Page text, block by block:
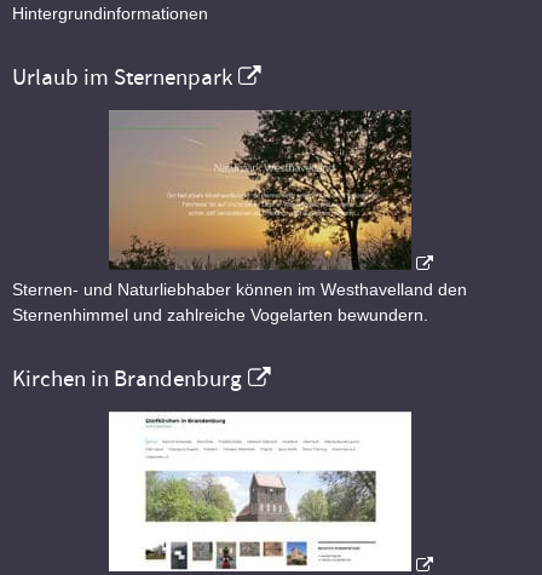
Hintergrundinformationen
Urlaub im Sternenpark
Sternen- und Naturliebhaber können im Westhavelland den
Sternenhimmel und zahlreiche Vogelarten bewundern.
Kirchen in Brandenburg